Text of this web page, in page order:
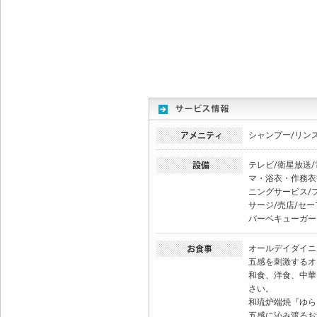
シャンプー/リン
テレビ/衛星放送
マ・浴衣・作務
ニングサービス/
サージ/売店/セー
バーベキューガ
オールデイダイ
五感を刺激する
和食、洋食、中
さい。
和琉炉端焼『ゆ